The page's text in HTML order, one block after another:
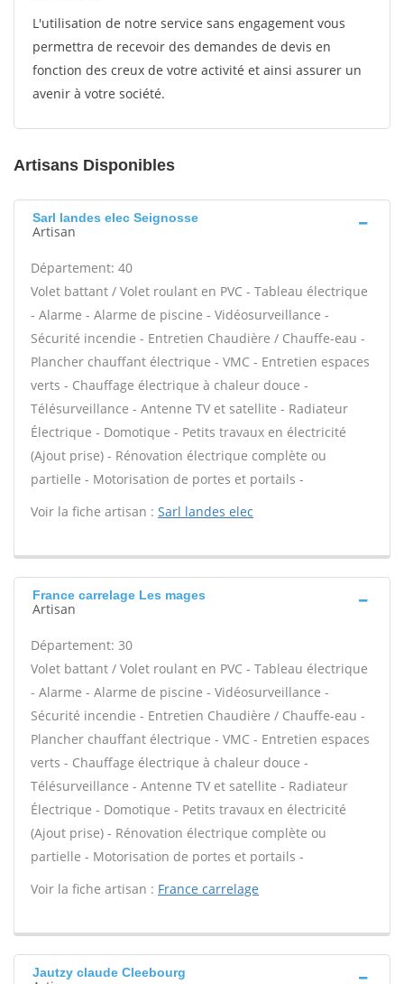
L'utilisation de notre service sans engagement vous
permettra de recevoir des demandes de devis en
fonction des creux de votre activité et ainsi assurer un
avenir à votre société.
Artisans Disponibles
Sarl landes elec Seignosse
Artisan
Département: 40
Volet battant / Volet roulant en PVC - Tableau électrique
- Alarme - Alarme de piscine - Vidéosurveillance -
Sécurité incendie - Entretien Chaudière / Chauffe-eau -
Plancher chauffant électrique - VMC - Entretien espaces
verts - Chauffage électrique à chaleur douce -
Télésurveillance - Antenne TV et satellite - Radiateur
Électrique - Domotique - Petits travaux en électricité
(Ajout prise) - Rénovation électrique complète ou
partielle - Motorisation de portes et portails -
Voir la fiche artisan : Sarl landes elec
France carrelage Les mages
Artisan
Département: 30
Volet battant / Volet roulant en PVC - Tableau électrique
- Alarme - Alarme de piscine - Vidéosurveillance -
Sécurité incendie - Entretien Chaudière / Chauffe-eau -
Plancher chauffant électrique - VMC - Entretien espaces
verts - Chauffage électrique à chaleur douce -
Télésurveillance - Antenne TV et satellite - Radiateur
Électrique - Domotique - Petits travaux en électricité
(Ajout prise) - Rénovation électrique complète ou
partielle - Motorisation de portes et portails -
Voir la fiche artisan : France carrelage
Jautzy claude Cleebourg